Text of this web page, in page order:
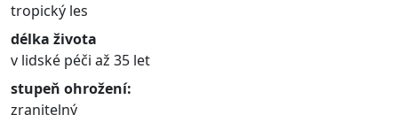
tropický les
délka života
v lidské péči až 35 let
stupeň ohrožení:
zranitelný